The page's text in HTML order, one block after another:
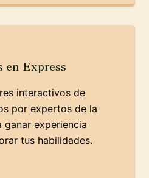
en Express
interactivos de
por expertos de la
ganar experiencia
tus habilidades.